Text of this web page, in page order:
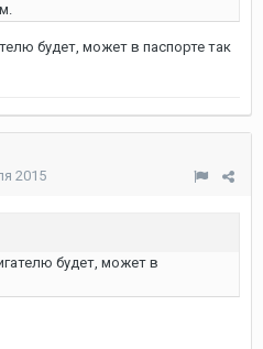
будет, может в паспорте так
2015
будет, может в